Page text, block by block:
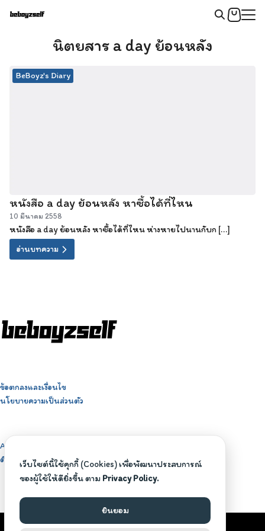
นิตยสาร a day ย้อนหลัง
BeBoyz's Diary
หนังสือ a day ย้อนหลัง หาซื้อได้ที่ไหน
10 มีนาคม 2558
หนังสือ a day ย้อนหลัง หาซื้อได้ที่ไหน ห่างหายไปนานกับก […]
อ่านบทความ
ข้อตกลงและเงื่อนไข
นโยบายความเป็นส่วนตัว
About BeBoyzself
ติดต่อสอบถาม
เว็บไซต์นี้ใช้คุกกี้ (Cookies) เพื่อพัฒนาประสบการณ์
ของผู้ใช้ให้ดียิ่งขึ้น ตาม Privacy Policy.
ยินยอม